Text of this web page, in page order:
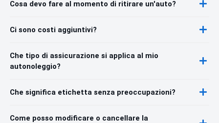
Cosa devo fare al momento di ritirare un'auto?
Ci sono costi aggiuntivi?
Che tipo di assicurazione si applica al mio
autonoleggio?
Che significa etichetta senza preoccupazioni?
Come posso modificare o cancellare la